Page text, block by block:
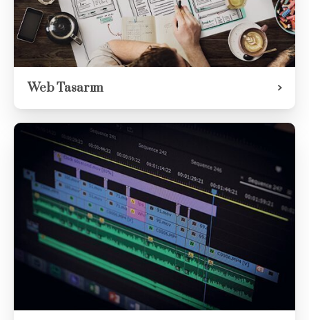
Web Tasarım